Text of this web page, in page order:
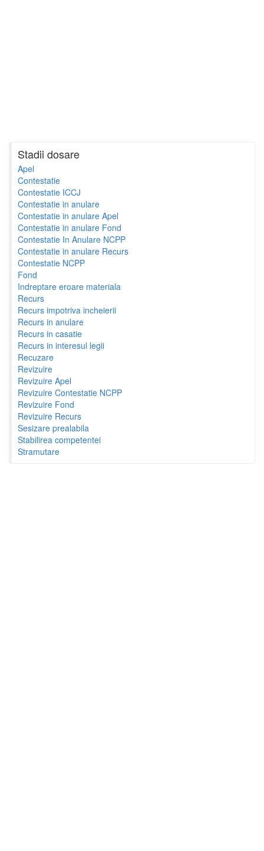
Stadii dosare
Apel
Contestatie
Contestatie ICCJ
Contestatie in anulare
Contestatie in anulare Apel
Contestatie in anulare Fond
Contestatie In Anulare NCPP
Contestatie in anulare Recurs
Contestatie NCPP
Fond
Indreptare eroare materiala
Recurs
Recurs impotriva incheierii
Recurs in anulare
Recurs in casatie
Recurs in interesul legii
Recuzare
Revizuire
Revizuire Apel
Revizuire Contestatie NCPP
Revizuire Fond
Revizuire Recurs
Sesizare prealabila
Stabilirea competentei
Stramutare